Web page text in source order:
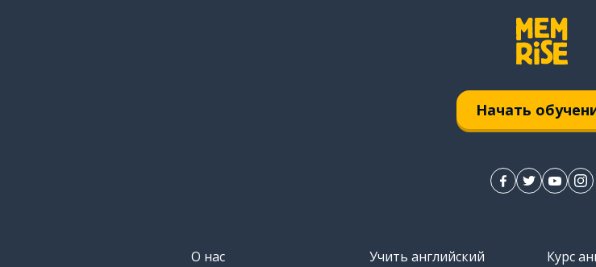
Начать
О нас
Учить английский
Курс